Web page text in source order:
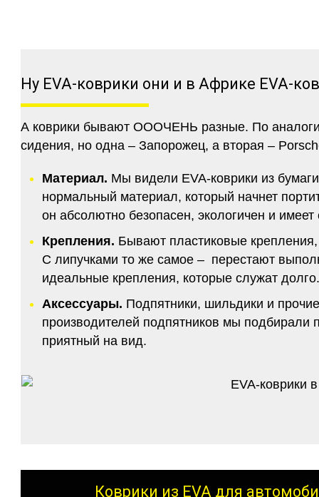
Ну EVA-коврики они и в Африке EVA-
А коврики бывают ОООЧЕНЬ разные. По
сидения, но одна – Запорожец, а вторая –
Материал. Мы видели EVA-коврики из
нормальный материал, который начнет
он абсолютно безопасен, экологичен и
Крепления. Бывают пластиковые
С липучками то же самое – перестают
идеальные крепления, которые служат
Аксессуары. Подпятники, шильдики и
производителей подпятников мы подбирали
приятный на вид.
Коврики из EVA для